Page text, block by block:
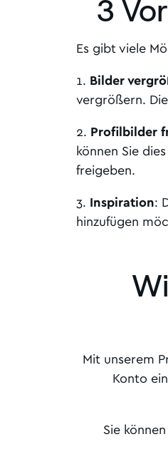
3
Es gibt viele
1. Bilder
vergrößern.
2. Profilbilder
können Sie
freigeben.
3. Inspiration:
hinzufügen
Mit unserem
Konto
Sie